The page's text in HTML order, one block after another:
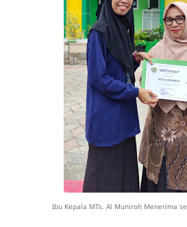
Ibu Kepala MTs. Al Muniroh Menerima